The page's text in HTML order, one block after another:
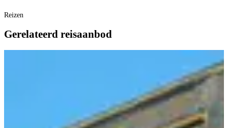
Reizen
Gerelateerd reisaanbod